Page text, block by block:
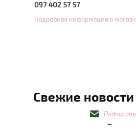
097 402 57 57
Подробная информация о
Свежие
→